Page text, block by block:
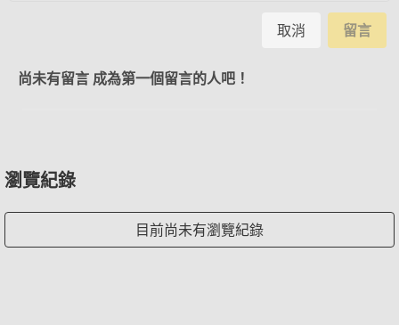
取消 留言
尚未有留言 成為第一個留言的人吧！
瀏覽紀錄
目前尚未有瀏覽紀錄